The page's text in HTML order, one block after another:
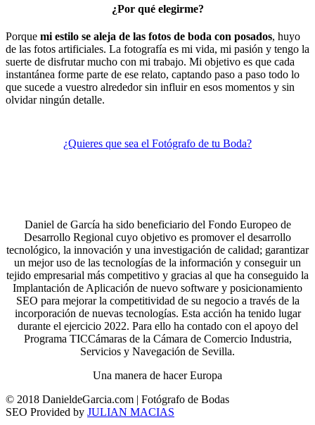
¿Por qué elegirme?
Porque mi estilo se aleja de las fotos de boda con posados, huyo
de las fotos artificiales. La fotografía es mi vida, mi pasión y tengo la
suerte de disfrutar mucho con mi trabajo. Mi objetivo es que cada
instantánea forme parte de ese relato, captando paso a paso todo lo
que sucede a vuestro alrededor sin influir en esos momentos y sin
olvidar ningún detalle.
¿Quieres que sea el Fotógrafo de tu Boda?
Daniel de García ha sido beneficiario del Fondo Europeo de
Desarrollo Regional cuyo objetivo es promover el desarrollo
tecnológico, la innovación y una investigación de calidad; garantizar
un mejor uso de las tecnologías de la información y conseguir un
tejido empresarial más competitivo y gracias al que ha conseguido la
Implantación de Aplicación de nuevo software y posicionamiento
SEO para mejorar la competitividad de su negocio a través de la
incorporación de nuevas tecnologías. Esta acción ha tenido lugar
durante el ejercicio 2022. Para ello ha contado con el apoyo del
Programa TICCámaras de la Cámara de Comercio Industria,
Servicios y Navegación de Sevilla.
Una manera de hacer Europa
© 2018 DanieldeGarcia.com | Fotógrafo de Bodas
SEO Provided by JULIAN MACIAS